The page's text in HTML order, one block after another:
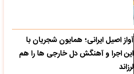
آواز اصیل ایرانی؛ همایون شجریان با
این اجرا و آهنگش دل خارجی ها را هم
لرزاند